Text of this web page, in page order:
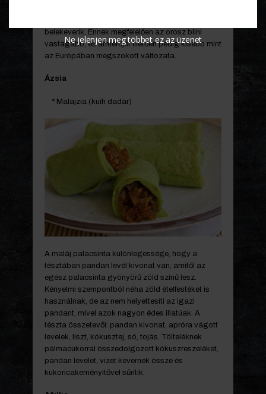
belekeverik. Ennek megfelelően az orosz blini
vastagabb, és átmérőjét illetően pedig kisebb mint
az Európában megszokott változata.
Ázsia
* Malajzia (kuih dadar)
A maláj palacsinta különlegessége, hogy a
tésztában pandan levél kivonat van, amitől az
egész palacsinta gyönyörű zöld színű lesz.
Kényelmi szempontból néha zöld ételfestéket is
használnak, de az nem helyettesíti az igazi
pandant, mivel azok nagyon édes illatúak. A
tészta összetevői: pandan kivonat, apróra vágott
levelek, liszt, kókusztej, só, tojás. Tölteléknek
pálmacukorral összedolgozott kókuszreszeléket,
pandan levelet, vizet kevernek össze és
kukoricakeményítővel sűrítik.
Ne jelenjen meg többet ez az üzenet